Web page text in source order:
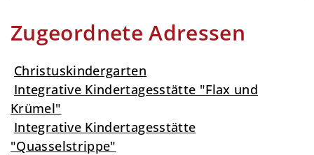
Zugeordnete Adressen
Christuskindergarten
Integrative Kindertagesstätte "Flax und
Krümel"
Integrative Kindertagesstätte
"Quasselstrippe"